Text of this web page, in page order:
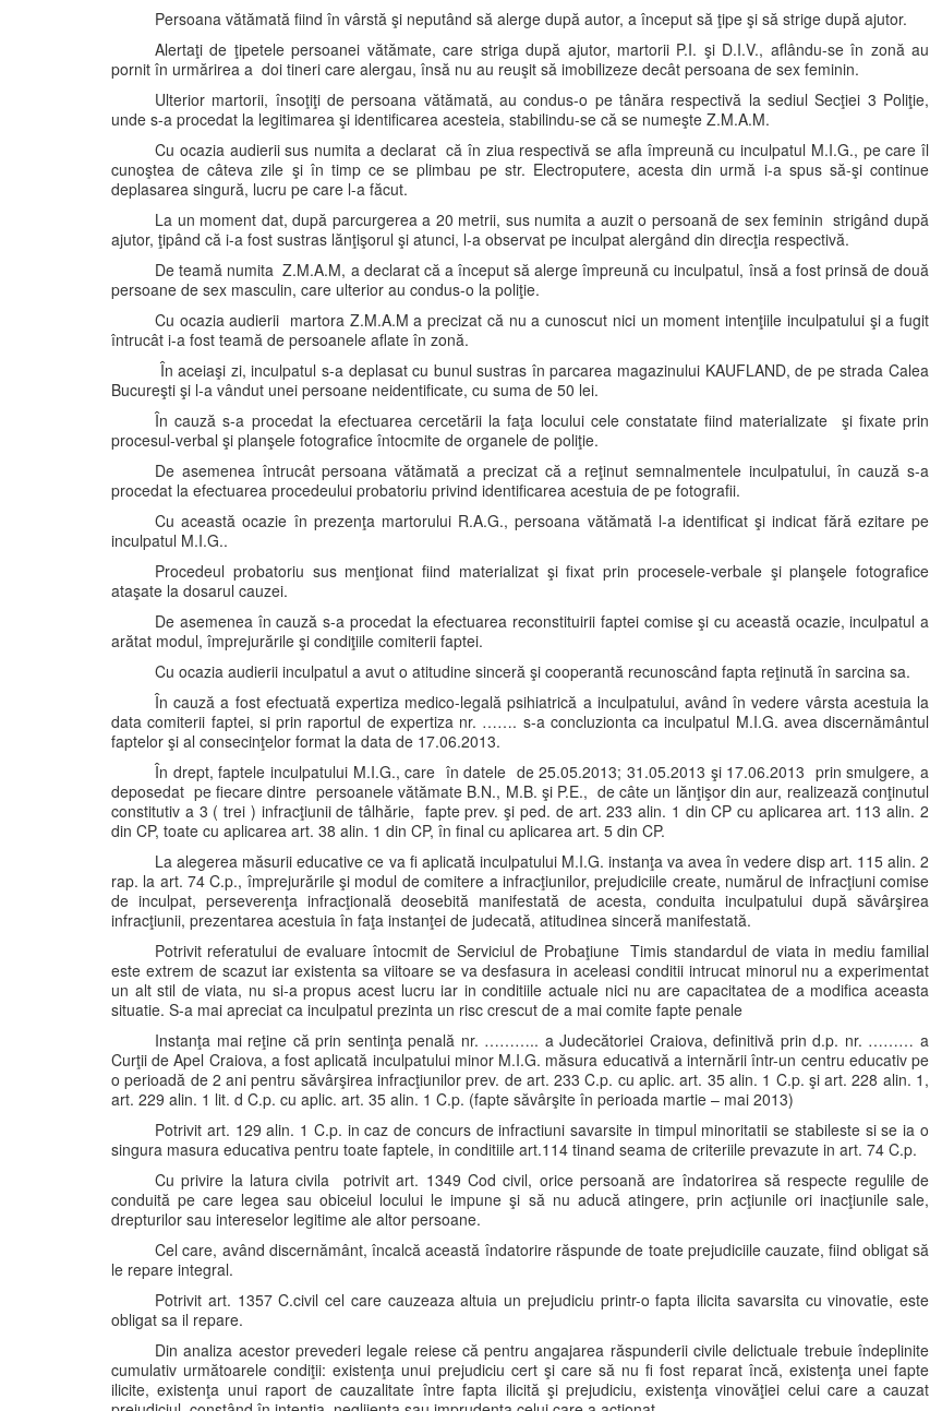
Persoana vătămată fiind în vârstă şi neputând să alerge după autor, a început să ţipe şi să strige după ajutor.
Alertaţi de ţipetele persoanei vătămate, care striga după ajutor, martorii P.I. şi D.I.V., aflându-se în zonă au
pornit în urmărirea a doi tineri care alergau, însă nu au reuşit să imobilizeze decât persoana de sex feminin.
Ulterior martorii, însoţiţi de persoana vătămată, au condus-o pe tânăra respectivă la sediul Secţiei 3 Poliţie,
unde s-a procedat la legitimarea şi identificarea acesteia, stabilindu-se că se numeşte Z.M.A.M.
Cu ocazia audierii sus numita a declarat că în ziua respectivă se afla împreună cu inculpatul M.I.G., pe care îl
cunoştea de câteva zile şi în timp ce se plimbau pe str. Electroputere, acesta din urmă i-a spus să-şi continue
deplasarea singură, lucru pe care l-a făcut.
La un moment dat, după parcurgerea a 20 metrii, sus numita a auzit o persoană de sex feminin strigând după
ajutor, ţipând că i-a fost sustras lănţişorul şi atunci, l-a observat pe inculpat alergând din direcţia respectivă.
De teamă numita Z.M.A.M, a declarat că a început să alerge împreună cu inculpatul, însă a fost prinsă de două
persoane de sex masculin, care ulterior au condus-o la poliţie.
Cu ocazia audierii martora Z.M.A.M a precizat că nu a cunoscut nici un moment intenţiile inculpatului şi a fugit
întrucât i-a fost teamă de persoanele aflate în zonă.
În aceiaşi zi, inculpatul s-a deplasat cu bunul sustras în parcarea magazinului KAUFLAND, de pe strada Calea
Bucureşti şi l-a vândut unei persoane neidentificate, cu suma de 50 lei.
În cauză s-a procedat la efectuarea cercetării la faţa locului cele constatate fiind materializate şi fixate prin
procesul-verbal şi planşele fotografice întocmite de organele de poliţie.
De asemenea întrucât persoana vătămată a precizat că a reţinut semnalmentele inculpatului, în cauză s-a
procedat la efectuarea procedeului probatoriu privind identificarea acestuia de pe fotografii.
Cu această ocazie în prezenţa martorului R.A.G., persoana vătămată l-a identificat şi indicat fără ezitare pe
inculpatul M.I.G..
Procedeul probatoriu sus menţionat fiind materializat şi fixat prin procesele-verbale şi planşele fotografice
ataşate la dosarul cauzei.
De asemenea în cauză s-a procedat la efectuarea reconstituirii faptei comise şi cu această ocazie, inculpatul a
arătat modul, împrejurările şi condiţiile comiterii faptei.
Cu ocazia audierii inculpatul a avut o atitudine sinceră şi cooperantă recunoscând fapta reţinută în sarcina sa.
În cauză a fost efectuată expertiza medico-legală psihiatrică a inculpatului, având în vedere vârsta acestuia la
data comiterii faptei, si prin raportul de expertiza nr. ……. s-a concluzionta ca inculpatul M.I.G. avea discernământul
faptelor şi al consecinţelor format la data de 17.06.2013.
În drept, faptele inculpatului M.I.G., care în datele de 25.05.2013; 31.05.2013 şi 17.06.2013 prin smulgere, a
deposedat pe fiecare dintre persoanele vătămate B.N., M.B. şi P.E., de câte un lănţişor din aur, realizează conţinutul
constitutiv a 3 ( trei ) infracţiunii de tâlhărie, fapte prev. şi ped. de art. 233 alin. 1 din CP cu aplicarea art. 113 alin. 2
din CP, toate cu aplicarea art. 38 alin. 1 din CP, în final cu aplicarea art. 5 din CP.
La alegerea măsurii educative ce va fi aplicată inculpatului M.I.G. instanţa va avea în vedere disp art. 115 alin. 2
rap. la art. 74 C.p., împrejurările şi modul de comitere a infracţiunilor, prejudiciile create, numărul de infracţiuni comise
de inculpat, perseverenţa infracţională deosebită manifestată de acesta, conduita inculpatului după săvârşirea
infracţiunii, prezentarea acestuia în faţa instanţei de judecată, atitudinea sinceră manifestată.
Potrivit referatului de evaluare întocmit de Serviciul de Probaţiune Timis standardul de viata in mediu familial
este extrem de scazut iar existenta sa viitoare se va desfasura in aceleasi conditii intrucat minorul nu a experimentat
un alt stil de viata, nu si-a propus acest lucru iar in conditiile actuale nici nu are capacitatea de a modifica aceasta
situatie. S-a mai apreciat ca inculpatul prezinta un risc crescut de a mai comite fapte penale
Instanţa mai reţine că prin sentinţa penală nr. ……….. a Judecătoriei Craiova, definitivă prin d.p. nr. ……… a
Curţii de Apel Craiova, a fost aplicată inculpatului minor M.I.G. măsura educativă a internării într-un centru educativ pe
o perioadă de 2 ani pentru săvârşirea infracţiunilor prev. de art. 233 C.p. cu aplic. art. 35 alin. 1 C.p. şi art. 228 alin. 1,
art. 229 alin. 1 lit. d C.p. cu aplic. art. 35 alin. 1 C.p. (fapte săvârşite în perioada martie – mai 2013)
Potrivit art. 129 alin. 1 C.p. in caz de concurs de infractiuni savarsite in timpul minoritatii se stabileste si se ia o
singura masura educativa pentru toate faptele, in conditiile art.114 tinand seama de criteriile prevazute in art. 74 C.p.
Cu privire la latura civila potrivit art. 1349 Cod civil, orice persoană are îndatorirea să respecte regulile de
conduită pe care legea sau obiceiul locului le impune şi să nu aducă atingere, prin acţiunile ori inacţiunile sale,
drepturilor sau intereselor legitime ale altor persoane.
Cel care, având discernământ, încalcă această îndatorire răspunde de toate prejudiciile cauzate, fiind obligat să
le repare integral.
Potrivit art. 1357 C.civil cel care cauzeaza altuia un prejudiciu printr-o fapta ilicita savarsita cu vinovatie, este
obligat sa il repare.
Din analiza acestor prevederi legale reiese că pentru angajarea răspunderii civile delictuale trebuie îndeplinite
cumulativ următoarele condiţii: existenţa unui prejudiciu cert şi care să nu fi fost reparat încă, existenţa unei fapte
ilicite, existenţa unui raport de cauzalitate între fapta ilicită şi prejudiciu, existenţa vinovăţiei celui care a cauzat